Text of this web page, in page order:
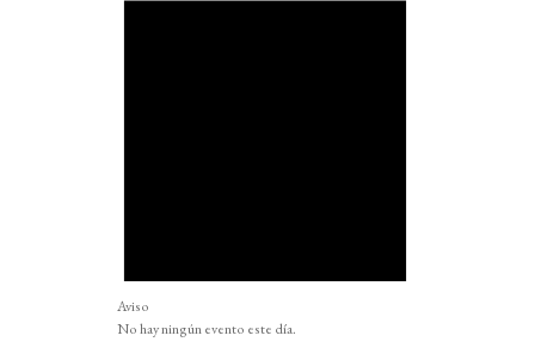
Aviso
No hay ningún evento este día.